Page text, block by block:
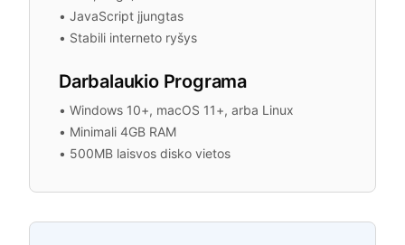
• JavaScript įjungtas
• Stabili interneto ryšys
Darbalaukio Programa
• Windows 10+, macOS 11+, arba Linux
• Minimali 4GB RAM
• 500MB laisvos disko vietos